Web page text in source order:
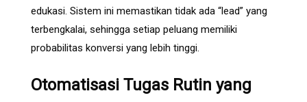
edukasi. Sistem ini memastikan tidak ada “lead” yang
terbengkalai, sehingga setiap peluang memiliki
probabilitas konversi yang lebih tinggi.
Otomatisasi Tugas Rutin yang